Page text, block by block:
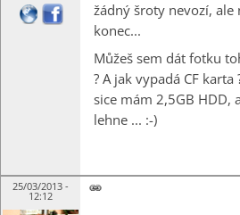
žádný šroty nevozí,
konec...
Můžeš sem dát fotku
? A jak vypadá CF
sice mám 2,5GB
lehne ... :-)
25/03/2013 -
12:12